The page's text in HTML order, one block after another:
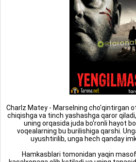
Charlz Matey - Marselning cho'qintirgan
chiqishga va tinch yashashga qaror
uning orqasida juda bo'ronli hayot
voqealarning bu burilishiga qarshi.
uyushtirilib, unga hech qanday
Hamkasblari tomonidan yaqin